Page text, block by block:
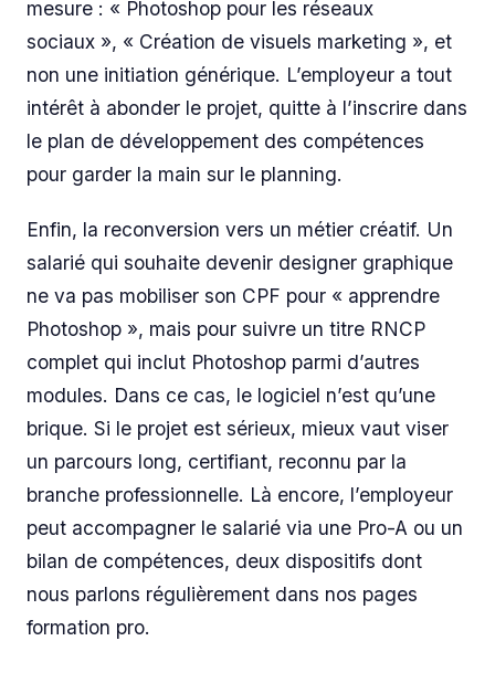
mesure : « Photoshop pour les réseaux
sociaux », « Création de visuels marketing », et
non une initiation générique. L’employeur a tout
intérêt à abonder le projet, quitte à l’inscrire dans
le plan de développement des compétences
pour garder la main sur le planning.
Enfin, la reconversion vers un métier créatif. Un
salarié qui souhaite devenir designer graphique
ne va pas mobiliser son CPF pour « apprendre
Photoshop », mais pour suivre un titre RNCP
complet qui inclut Photoshop parmi d’autres
modules. Dans ce cas, le logiciel n’est qu’une
brique. Si le projet est sérieux, mieux vaut viser
un parcours long, certifiant, reconnu par la
branche professionnelle. Là encore, l’employeur
peut accompagner le salarié via une Pro-A ou un
bilan de compétences, deux dispositifs dont
nous parlons régulièrement dans nos pages
formation pro.